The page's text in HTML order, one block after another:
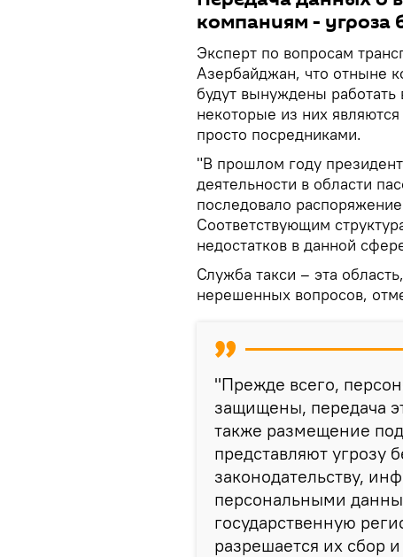
компаниям - угроза
Эксперт по вопросам
Азербайджан, что отныне
будут вынуждены работать
некоторые из них
просто посредниками.
"В прошлом году
деятельности в области
последовало
Соответствующим
недостатков в данной
Служба такси – эта
нерешенных вопросов,
"Прежде всего,
защищены, передача
также размещение
представляют угрозу
законодательству,
персональными
государственную
разрешается их сбор